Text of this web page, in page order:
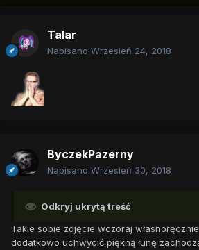
Talar
Napisano Wrzesień 24, 2018
ByczekPazerny
Napisano Wrzesień 30, 2018
Odkryj ukrytą treść
Takie sobie zdjęcie wczoraj
dodatkowo uchwycić piękną łunę